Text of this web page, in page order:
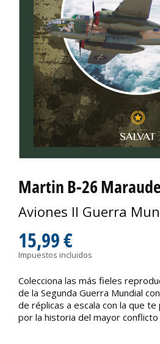
Martin B-26
Aviones II Guerra
15,99 €
Impuestos incluidos
Colecciona las más fieles
de la Segunda Guerra Mundial
de réplicas a escala con la que
por la historia del mayor conflicto